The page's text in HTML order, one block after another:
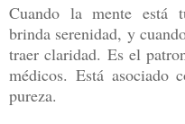
Cuando la mente está
brinda serenidad, y
traer claridad. Es el
médicos. Está asociado
pureza.